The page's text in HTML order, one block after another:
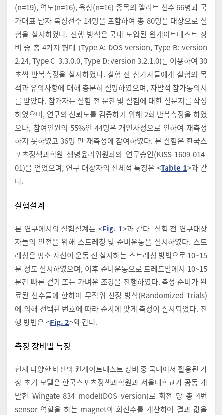
(n=19), 역도(n=16), 육상(n=16) 종목의 엘리트 선수 66명과 국
가대표 남자 복싱선수 14명을 포함하여 총 80명을 대상으로 실
험을 실시하였다. 진행 방식은 국내 도입된 윈게이트테스트 장
비 중 총 4가지 형태 (Type A: DOS version, Type B: version
2.24, Type C: 3.3.0.0, Type D: version 3.2.1.0)를 이용하여 30
초씩 반복측정을 실시하였다. 실험 전 참가자들에게 실험의 목
적과 유의사항에 대해 충분히 설명하였으며, 자발적 참가동의서
를 받았다. 참가자는 실험 전 문진 및 실험에 대한 설문지를 작성
하였으며, 연구의 신뢰도를 검증하기 위해 2회 반복측정을 하였
으나, 참여인원의 55%인 44명은 개인사정으로 인하여 재측정
하지 못하였고 36명 만 재측정에 참여하였다. 본 실험은 한국스
포츠정책과학원 생명윤리위원회의 연구승인(KISS-1609-014-
01)을 얻었으며, 연구 대상자의 신체적 특징은 <Table 1>과 같
다.
실험설계
본 연구에서의 실험설계는 <Fig. 1>과 같다. 실험 전 연구대상
자들의 안전을 위해 스트레칭 및 준비운동을 실시하였다. 스트
레칭은 평소 자신이 운동 전 실시하는 스트레칭 방법으로 10~15
분 정도 실시하였으며, 이후 준비운동으로 트레드밀에서 10~15
분간 빠른 걷기 또는 가벼운 조깅을 진행하였다. 측정 준비가 완
료된 선수들에 한하여 무작위 선정 방식(Randomized Trials)
에 의해 선택된 번호에 따라 순서에 맞게 측정이 실시되었다. 진
행 방법은 <Fig. 2>와 같다.
측정 장비별 특징
현재 다양한 버전의 윈게이트테스트 장비 중 국내에서 활용된 가
장 초기 모델은 한국스포츠정책과학원과 서울대학교가 공동 개
발한 Wingate 834 model(DOS version)로 회전 당 총 4번
sensor 역할을 하는 magnet이 회전수를 계산하여 결과 값을